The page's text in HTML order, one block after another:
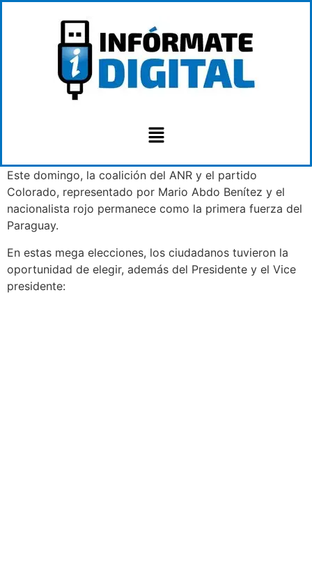
Este domingo, la coalición del ANR y el partido
Colorado, representado por Mario Abdo Benítez y el
nacionalista rojo permanece como la primera fuerza del
Paraguay.
En estas mega elecciones, los ciudadanos tuvieron la
oportunidad de elegir, además del Presidente y el Vice
presidente: